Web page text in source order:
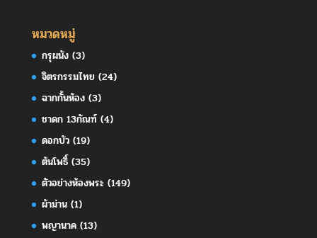
หมวดหมู่
กรุผนัง(3)
จิตรกรรมไทย (24)
ฉากกั้นห้อง(3)
ชาดก 13กัณฑ์(4)
ดอกบัว(19)
ต้นโพธิ์(35)
ตัวอย่างห้องพระ(149)
ผ้าม่าน(1)
พญานาค(13)